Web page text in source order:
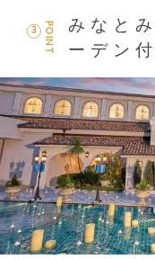
POINT
3
みなと
ーデン